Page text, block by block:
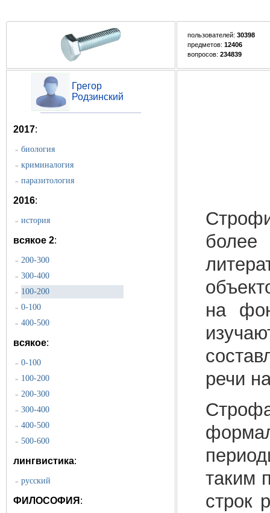
пользователей: 30398
предметов: 12406
вопросов: 234839
Грегор
Родзинский
2017:
» биология
» криминалогия
» паразитология
2016:
» история
всякое 2:
» 200-300
» 300-400
» 100-200
» 0-100
» 400-500
всякое:
» 0-100
» 100-200
» 200-300
» 300-400
» 400-500
» 500-600
лингвистика:
» русский
ФИЛОСОФИЯ :
более
на
речи
таким
строк